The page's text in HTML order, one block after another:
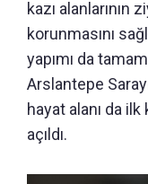
kazı alanlarının
korunmasını
yapımı da
Arslantepe
hayat alanı da
açıldı.